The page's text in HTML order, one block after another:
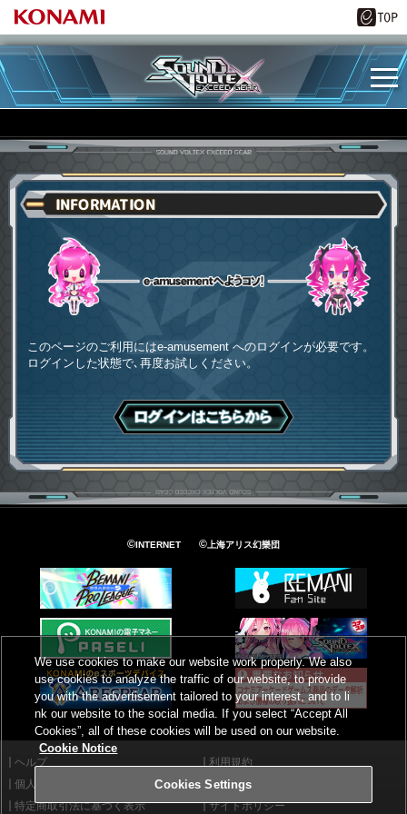
INFORMATION
このページのご利用にはe-amusement へのログインが必要です。
ログインした状態で､再度お試しください。
ログインはこちら
©INTERNET ©上海アリス幻樂団
ヘルプ
利用規約
個人情報等保護方針
外部送信について
特定商取引法に基づく表示
サイトポリシー
We use cookies to make our website work properly. We also
use cookies to analyze the traffic of our website, to provide
you with the advertisement tailored to your interest, and to li
nk our website to the social media. If you select “Accept All
Cookies”, all of these cookies will be used on our website.
Cookie Notice
Cookies Settings